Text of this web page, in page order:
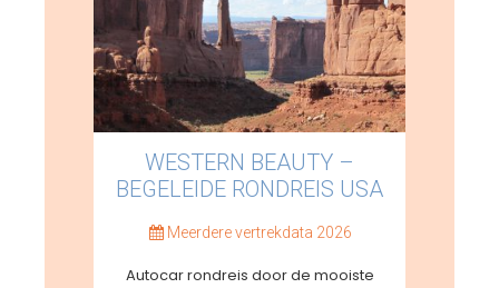
WESTERN BEAUTY –
BEGELEIDE RONDREIS USA
Meerdere vertrekdata 2026
Autocar rondreis door de mooiste